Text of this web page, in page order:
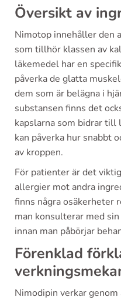
Översikt av
Nimotop innehåller den
som tillhör klassen av
läkemedel har en
påverka de glatta
dem som är belägna i
substansen finns det
kapslarna som bidrar
kan påverka hur snabbt
av kroppen.
För patienter är det
allergier mot andra
finns några osäkerheter
man konsulterar med
innan man påbörjar
Förenklad
Nimodipin verkar